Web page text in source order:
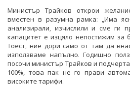
Министър Трайков открои
вместен в разумна рамка: „Има
анализирали, изчислили и сме ги
капацитет е изцяло непостижим за
Тоест, ние дори само от там да
използваме напълно. Годишно
посочи министър Трайков и
100%, това пак не го прави
високите тарифи.